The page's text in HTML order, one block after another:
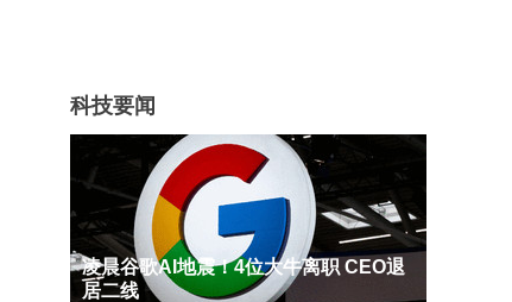
科技要闻
凌晨谷歌AI地震！4位大牛离职 CEO退
居二线